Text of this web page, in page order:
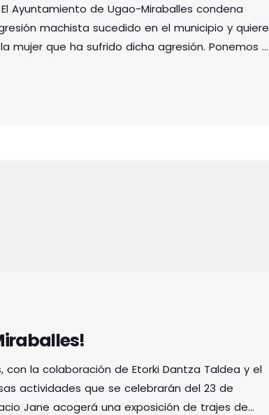
Ayuntamiento de Ugao-Miraballes condena
machista sucedido en el municipio y quiere
mujer que ha sufrido dicha agresión. Ponemos a
están a nuestro alcance para acompañarle en
con la colaboración de Etorki Dantza Taldea y el
actividades que se celebrarán del 23 de
Jane acogerá una exposición de trajes de